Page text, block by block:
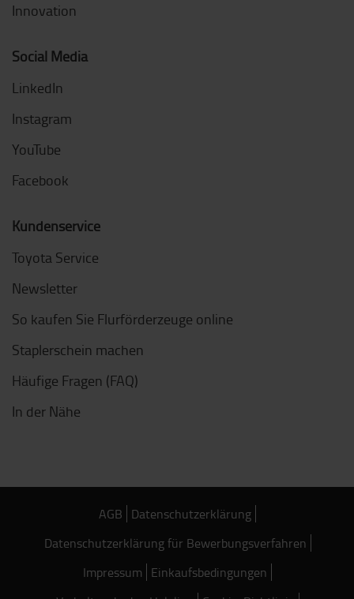
Innovation
Social Media
LinkedIn
Instagram
YouTube
Facebook
Kundenservice
Toyota Service
Newsletter
So kaufen Sie Flurförderzeuge online
Staplerschein machen
Häufige Fragen (FAQ)
In der Nähe
AGB Datenschutzerklärung
Datenschutzerklärung für Bewerbungsverfahren
Impressum Einkaufsbedingungen